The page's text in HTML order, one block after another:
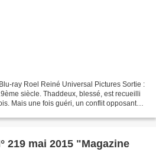
ray Roel Reiné Universal Pictures Sortie :
siècle. Thaddeux, blessé, est recueilli
Mais une fois guéri, un conflit opposant
219 mai 2015 "Magazine